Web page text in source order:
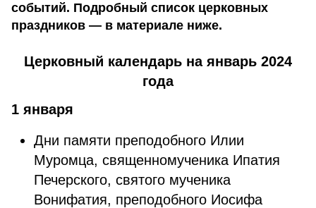
событий. Подробный список церковных
праздников — в материале ниже.
Церковный календарь на январь 2024
года
1 января
Дни памяти преподобного Илии
Муромца, священномученика Ипатия
Печерского, святого мученика
Вонифатия, преподобного Иосифа